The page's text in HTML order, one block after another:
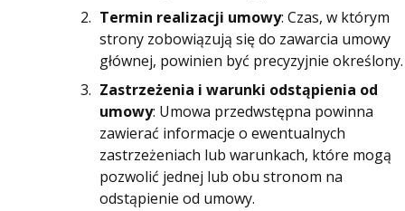
Termin realizacji umowy: Czas, w którym
strony zobowiązują się do zawarcia umowy
głównej, powinien być precyzyjnie określony.
Zastrzeżenia i warunki odstąpienia od
umowy: Umowa przedwstępna powinna
zawierać informacje o ewentualnych
zastrzeżeniach lub warunkach, które mogą
pozwolić jednej lub obu stronom na
odstąpienie od umowy.